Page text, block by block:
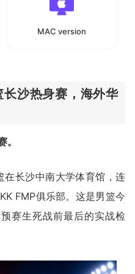
MAC version
沙热身赛，海外华
长沙中南大学体育馆，连
FMP俱乐部。这是男篮今
赛生死战前最后的实战检